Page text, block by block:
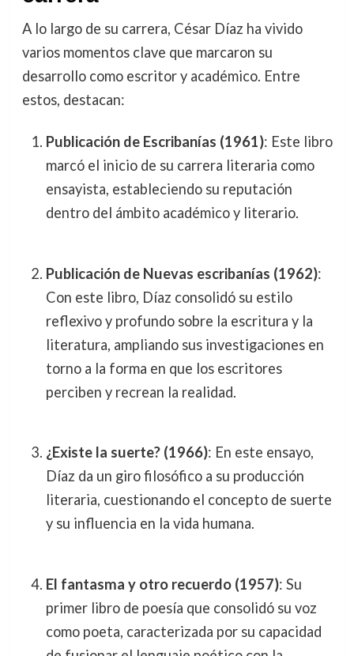
A lo largo de su carrera, César Díaz ha vivido
varios momentos clave que marcaron su
desarrollo como escritor y académico. Entre
estos, destacan:
Publicación de Escribanías (1961): Este libro
marcó el inicio de su carrera literaria como
ensayista, estableciendo su reputación
dentro del ámbito académico y literario.
Publicación de Nuevas escribanías (1962):
Con este libro, Díaz consolidó su estilo
reflexivo y profundo sobre la escritura y la
literatura, ampliando sus investigaciones en
torno a la forma en que los escritores
perciben y recrean la realidad.
¿Existe la suerte? (1966): En este ensayo,
Díaz da un giro filosófico a su producción
literaria, cuestionando el concepto de suerte
y su influencia en la vida humana.
El fantasma y otro recuerdo (1957): Su
primer libro de poesía que consolidó su voz
como poeta, caracterizada por su capacidad